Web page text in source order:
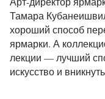
Тамара
хороший способ
ярмарки. А
лекции — лучший
искусство и